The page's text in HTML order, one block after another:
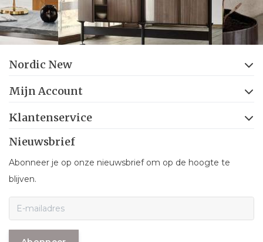
Nordic New
Mijn Account
Klantenservice
Nieuwsbrief
Abonneer je op onze nieuwsbrief om op de hoogte te
blijven.